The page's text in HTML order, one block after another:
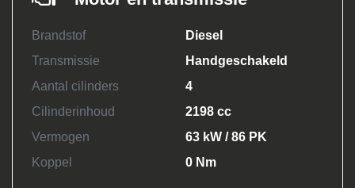
Brandstof
Diesel
Transmissie
Handgeschakeld
Aantal cilinders
4
Cilinderinhoud
2198 cc
Vermogen
63 kW / 86 PK
Koppel
0 Nm